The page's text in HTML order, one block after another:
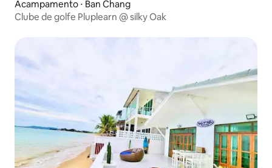
Acampamento ⋅ Ban Chang
Clube de golfe Pluplearn @ silky Oak